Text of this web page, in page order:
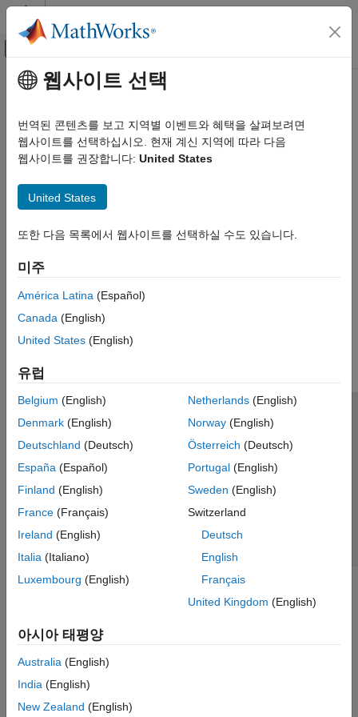
콘텐츠로 바로 가기
오프캔버스 탐색 메뉴 토글
문서 홈
주요 콘텐츠
웹사이트 선택
번역된 콘텐츠를 보고 지역별 이벤트와 혜택을 살펴보려면
웹사이트를 선택하십시오. 현재 계신 지역에 따라 다음
웹사이트를 권장합니다: United States
United States
또한 다음 목록에서 웹사이트를 선택하실 수도 있습니다.
미주
América Latina (Español)
Canada (English)
United States (English)
유럽
Belgium (English)
Denmark (English)
Deutschland (Deutsch)
España (Español)
Finland (English)
France (Français)
Ireland (English)
Italia (Italiano)
Luxembourg (English)
Netherlands(English)
Norway(English)
Österreich (Deutsch)
Portugal(English)
Sweden (English)
Switzerland
Deutsch
English
Français
United Kingdom (English)
아시아 태평양
Australia (English)
India (English)
New Zealand (English)
신뢰 센터 등록 상표 개인정보 취급방침
불법 복제 방지
애플리케이션 상태
© 1994-2026 The MathWorks, Inc.